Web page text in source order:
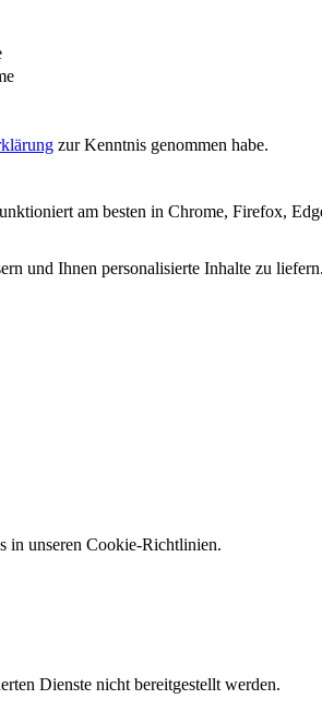
zur Kenntnis genommen habe.
am besten in Chrome, Firefox,
und Ihnen personalisierte Inhalte zu
in unseren Cookie-Richtlinien.
Dienste nicht bereitgestellt werden.